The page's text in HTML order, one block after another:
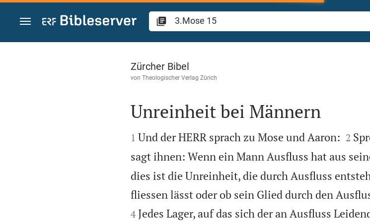
Zum Inhalt springen
3.Mose 15
Zürcher Bibel
von Theologischer Verlag Zürich

Unreinheit bei Männern

1 Und der HERR sprach zu Mose und Aaron:
2
sagt ihnen: Wenn ein Mann Ausfluss hat aus
dies ist die Unreinheit, die durch Ausfluss
fliessen lässt oder ob sein Glied durch den
4 Jedes Lager, auf das sich der an Ausfluss